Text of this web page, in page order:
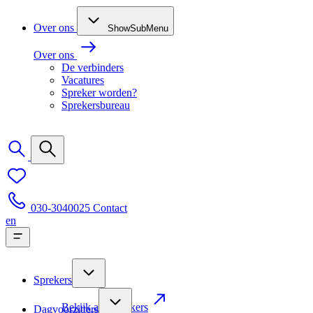
Over ons ShowSubMenu
Over ons
De verbinders
Vacatures
Spreker worden?
Sprekersbureau
030-3040025 Contact
en
Sprekers
Bekijk alle sprekers
Dagvoorzitters